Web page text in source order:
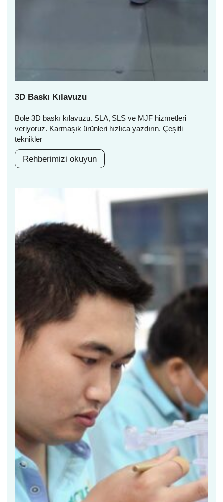
3D Baskı Kılavuzu
Bole 3D baskı kılavuzu. SLA, SLS ve MJF hizmetleri
veriyoruz. Karmaşık ürünleri hızlıca yazdırın. Çeşitli
teknikler
Rehberimizi okuyun